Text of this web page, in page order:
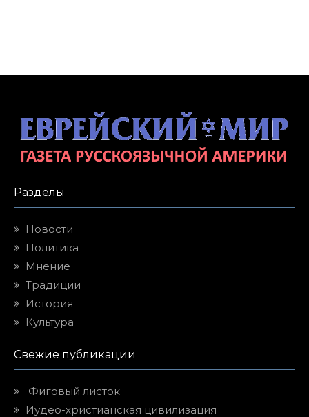
Разделы
Новости
Политика
Мнение
Традиции
История
Культура
Свежие публикации
Фиговый листок
Иудео-христианская цивилизация